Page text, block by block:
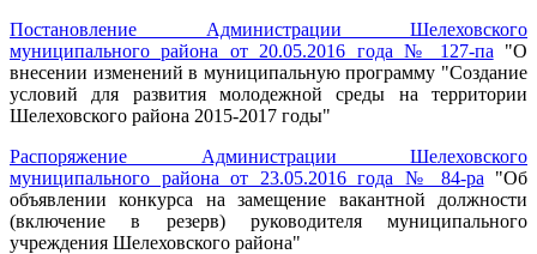
Постановление Администрации Шелеховского
муниципального района от 20.05.2016 года № 127-па "О
внесении изменений в муниципальную программу "Создание
условий для развития молодежной среды на территории
Шелеховского района 2015-2017 годы"
Распоряжение Администрации Шелеховского
муниципального района от 23.05.2016 года № 84-ра "Об
объявлении конкурса на замещение вакантной должности
(включение в резерв) руководителя муниципального
учреждения Шелеховского района"